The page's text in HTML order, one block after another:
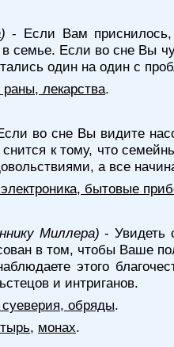
- Если Вам приснилось,
в семье. Если во сне Вы
один на один с
лекарства.
во сне Вы видите
к тому, что
а все
бытовые
Миллера) - Увидеть
в том, чтобы Ваше
этого
и интриганов.
обряды.
, монах.